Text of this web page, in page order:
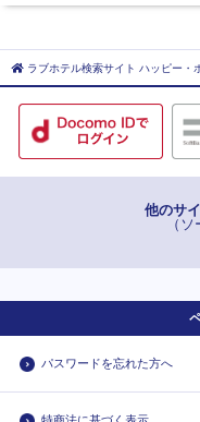
京都市街エリア
京都南インターエ
淀周辺エリア
京都市京都市東山
京都市京都市伏見
ラブホテル検索サイト ハッピー・
他のサ
（
パスワードを忘れた方へ